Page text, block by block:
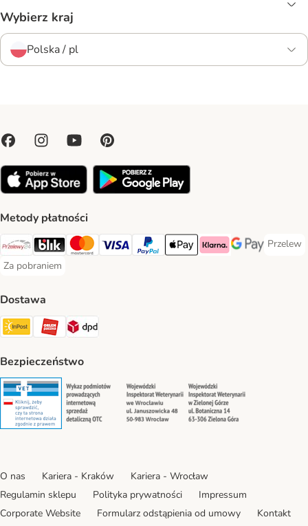
Wybierz kraj
Polska / pl
Metody płatności
Przelewy24 Payment Method
Blik Payment Method
MasterCard Payment Method
Visa Payment Method
PayPal Payment Method
Apple Pay Payment Method
Klarna Payment Method
Google Pay
Przelew
Przelew
Za pobraniem
Za pobraniem Payment Method
Dostawa
Paczkomat® Shipping Method
ORLEN Paczka Shipping Method
DPD Shipping Method
Bezpieczeństwo
Security Security Security
O nas Kariera - Kraków
Kariera - Wrocław
Regulamin sklepu
Polityka prywatności
Impressum
Corporate Website
Formularz odstąpienia od umowy
Kontakt